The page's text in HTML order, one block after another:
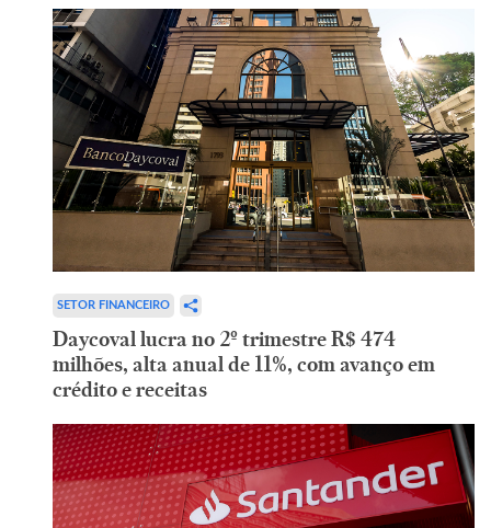
SETOR FINANCEIRO
Daycoval lucra no 2º trimestre R$ 474
milhões, alta anual de 11%, com avanço em
crédito e receitas